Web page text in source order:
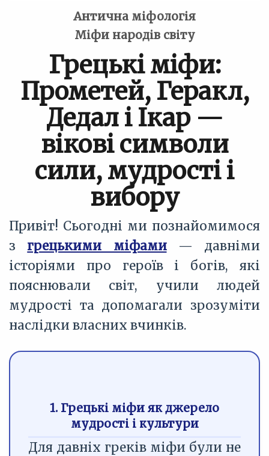
Антична міфологія
Міфи народів світу
Грецькі міфи:
Прометей, Геракл,
Дедал і Ікар —
вікові символи
сили, мудрості і
вибору
Привіт! Сьогодні ми познайомимося
з грецькими міфами— давніми
історіями про героїв і богів, які
пояснювали світ, учили людей
мудрості та допомагали зрозуміти
наслідки власних вчинків.
1. Грецькі міфи як джерело
мудрості і культури
Для давніх греків міфи були не